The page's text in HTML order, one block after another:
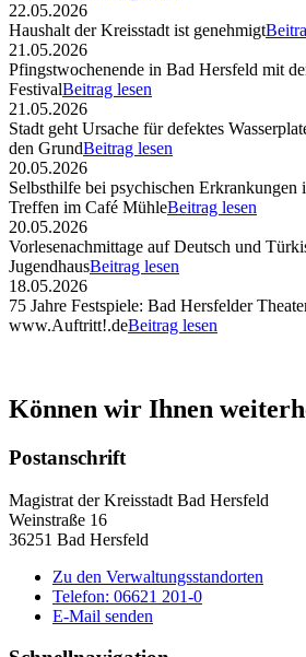
22.05.2026
Haushalt der Kreisstadt ist genehmigt
21.05.2026
Pfingstwochenende in Bad Hersfeld mit
FestivalBeitrag lesen
21.05.2026
Stadt geht Ursache für defektes
den GrundBeitrag lesen
20.05.2026
Selbsthilfe bei psychischen
Treffen im Café MühleBeitrag lesen
20.05.2026
Vorlesenachmittage auf Deutsch und
JugendhausBeitrag lesen
18.05.2026
75 Jahre Festspiele: Bad Hersfelder
www.Auftritt!.deBeitrag lesen
Können wir Ihnen
Postanschrift
Magistrat der Kreisstadt Bad Hersfeld
Weinstraße 16
36251 Bad Hersfeld
Zu den Verwaltungsstandorten
Telefon: 06621 201-0
E-Mail senden